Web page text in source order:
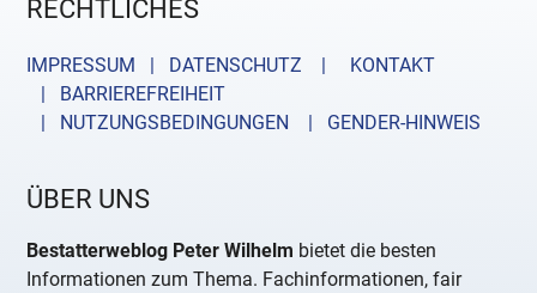
RECHTLICHES
IMPRESSUM | DATENSCHUTZ |
KONTAKT
| BARRIEREFREIHEIT
| NUTZUNGSBEDINGUNGEN
| GENDER-HINWEIS
ÜBER UNS
Bestatterweblog Peter Wilhelm bietet die besten
Informationen zum Thema. Fachinformationen, fair